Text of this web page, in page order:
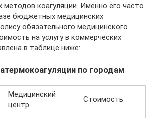
методов коагуляции. Именно его часто
бюджетных медицинских
обязательного медицинского
на услугу в коммерческих
в таблице ниже:
по городам
Медицинский
центр
Стоимость